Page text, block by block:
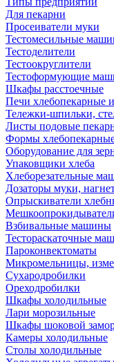
Для пекарни
Просеиватели муки
Тестомесильные
Тестоделители
Тестоокруглители
Тестоформующие
Шкафы расстоечные
Печи хлебопекарные
Тележки-шпильки,
Листы подовые
Формы
Оборудование для
Упаковщики хлеба
Хлеборезательные
Дозаторы муки,
Опрыскиватели
Взбивальные машины
Тестораскаточные
Пароконвектоматы
Микромельницы,
Сухародробилки
Ореходробилки
Шкафы холодильные
Лари морозильные
Шкафы шоковой
Камеры холодильные
Столы холодильные